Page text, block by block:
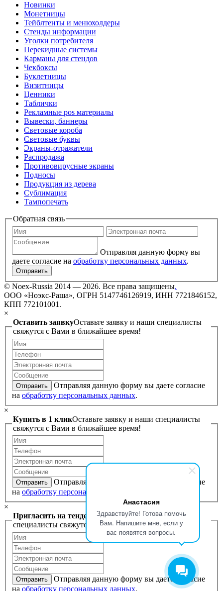
Анастасия
Здравствуйте! Готова помочь
Вам. Напишите мне, если у
вас появятся вопросы.
Новинки
Монетницы
Тейблтенты и менюхолдеры
Стенды информации
Уголки потребителя
Перекидные системы
Карманы для стендов
Чекбоксы
Буклетницы
Визитницы
Ценники
Таблички
Рекламные pos материалы
Вывески, баннеры
Световые короба
Световые буквы
Экраны-отражатели
Распродажа
Противовирусные экраны
Подносы
Продукция из дерева
Сублимация
Тампопечать
Обратная связь
Отправляя данную форму вы
даете согласие на обработку персональных данных.
Отправить
© Noex-Russia 2014 — 2026. Все права защищены.
ООО «Ноэкс-Раша», ОГРН 5147746126919, ИНН 7721846152,
КПП 772101001.
×
Оставить заявкуОставьте заявку и наши специалисты
свяжутся с Вами в ближайшее время!
Отправить
Отправляя данную форму вы даете согласие
на обработку персональных данных.
×
Купить в 1 кликОставьте заявку и наши специалисты
свяжутся с Вами в ближайшее время!
Отправить
Отправляя данную форму вы даете согласие
на обработку персональных данных
×
Пригласить на тендер
Оставьте заявку и наши
специалисты свяжутся с Вами в ближайшее время!
Отправить
Отправляя данную форму вы даете согласие
на обработку персональных данных.